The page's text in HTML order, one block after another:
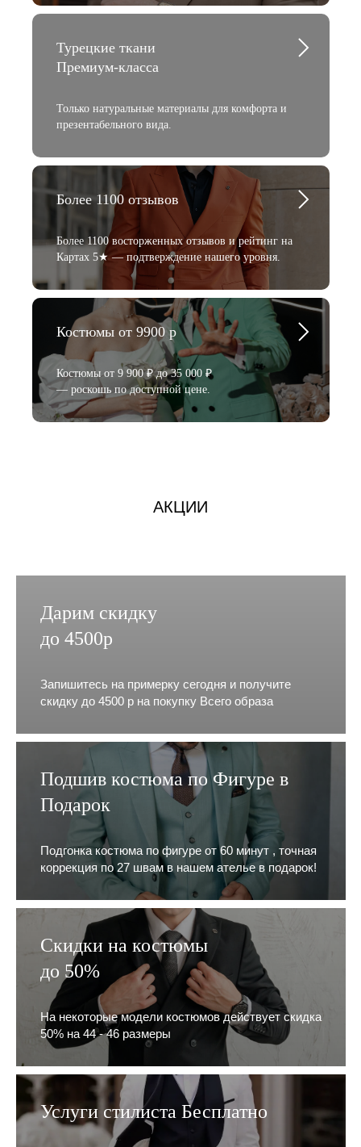
Турецкие ткани
Премиум-класса
Только натуральные материалы для комфорта и
презентабельного вида.
Более 1100 отзывов
Более 1100 восторженных отзывов и рейтинг на
Картах 5★ — подтверждение нашего уровня.
Костюмы от 9900 р
Костюмы от 9 900 ₽ до 35 000 ₽
— роскошь по доступной цене.
АКЦИИ
Дарим скидку
до 4500р
Запишитесь на примерку сегодня и получите
скидку до 4500 р на покупку Всего образа
Подшив костюма по Фигуре в
Подарок
Подгонка костюма по фигуре от 60 минут , точная
коррекция по 27 швам в нашем ателье в подарок!
Скидки на костюмы
до 50%
На некоторые модели костюмов действует скидка
50% на 44 - 46 размеры
Услуги стилиста Бесплатно